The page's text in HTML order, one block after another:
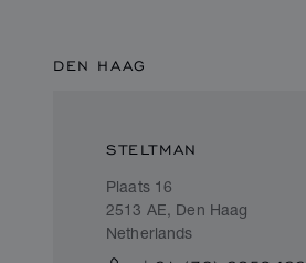
DEN HAAG
STELTMAN
Plaats 16
2513 AE, Den Haag
Netherlands